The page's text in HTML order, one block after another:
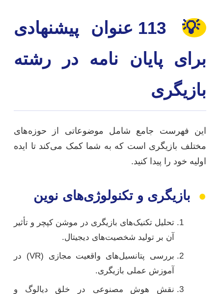
💡
113 عنوان پیشنهادی
برای پایان نامه در رشته
بازیگری
این فهرست جامع شامل موضوعاتی از حوزه‌های
مختلف بازیگری است که به شما کمک می‌کند تا ایده
اولیه خود را پیدا کنید.
● بازیگری و تکنولوژی‌های نوین
تحلیل تکنیک‌های بازیگری در موشن کپچر و تأثیر
آن بر تولید شخصیت‌های دیجیتال.
بررسی پتانسیل‌های واقعیت مجازی (VR) در
آموزش عملی بازیگری.
نقش هوش مصنوعی در خلق دیالوگ و